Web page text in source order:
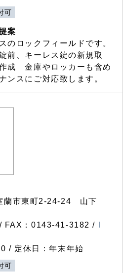
可
案
のロックフィールドです。
前、キーレス錠の新規取
成 金庫やロッカーも含め
ンスにご対応致します。
市東町2-24-24 山下
FAX：0143-41-3182 /
/ 定休日：年末年始
可